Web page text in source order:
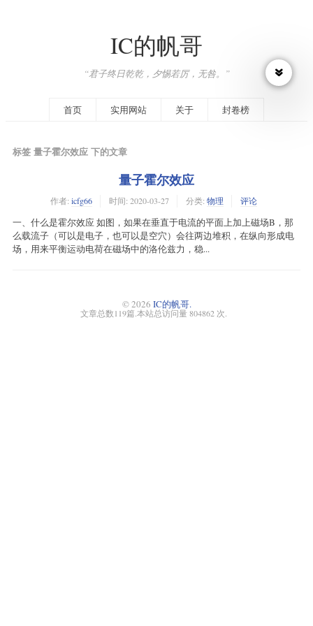
IC的帆哥
“君子终日乾乾，夕惕若厉，无咎。”
首页 实用网站 关于 封卷榜
标签 量子霍尔效应 下的文章
量子霍尔效应
作者: icfg66 时间: 2020-03-27 分类: 物理 评论
一、什么是霍尔效应 如图，如果在垂直于电流的平面上加上磁场B，那
么载流子（可以是电子，也可以是空穴）会往两边堆积，在纵向形成电
场，用来平衡运动电荷在磁场中的洛伦兹力，稳...
© 2026 IC的帆哥.
文章总数119篇.本站总访问量 804862 次.